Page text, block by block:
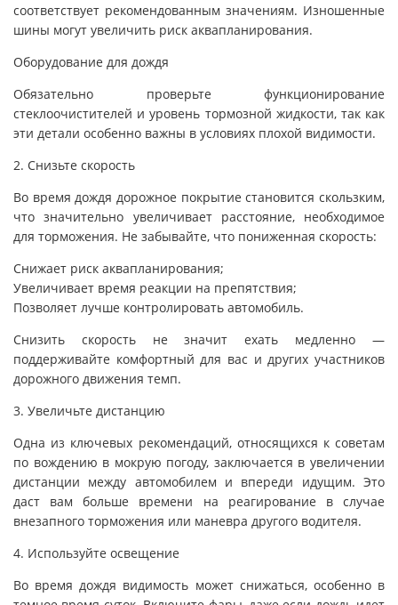
соответствует рекомендованным значениям. Изношенные
шины могут увеличить риск аквапланирования.
Оборудование для дождя
Обязательно проверьте функционирование
стеклоочистителей и уровень тормозной жидкости, так как
эти детали особенно важны в условиях плохой видимости.
2. Снизьте скорость
Во время дождя дорожное покрытие становится скользким,
что значительно увеличивает расстояние, необходимое
для торможения. Не забывайте, что пониженная скорость:
Снижает риск аквапланирования;
Увеличивает время реакции на препятствия;
Позволяет лучше контролировать автомобиль.
Снизить скорость не значит ехать медленно —
поддерживайте комфортный для вас и других участников
дорожного движения темп.
3. Увеличьте дистанцию
Одна из ключевых рекомендаций, относящихся к советам
по вождению в мокрую погоду, заключается в увеличении
дистанции между автомобилем и впереди идущим. Это
даст вам больше времени на реагирование в случае
внезапного торможения или маневра другого водителя.
4. Используйте освещение
Во время дождя видимость может снижаться, особенно в